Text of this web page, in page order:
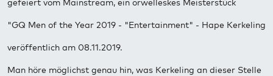
gefeiert vom Mainstream, ein orwelleskes Meisterstück
"GQ Men of the Year 2019 - "Entertainment" - Hape Kerkeling
veröffentlich am 08.11.2019.
Man höre möglichst genau hin, was Kerkeling an dieser Stelle